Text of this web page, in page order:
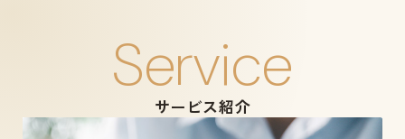
Service
サービス紹介